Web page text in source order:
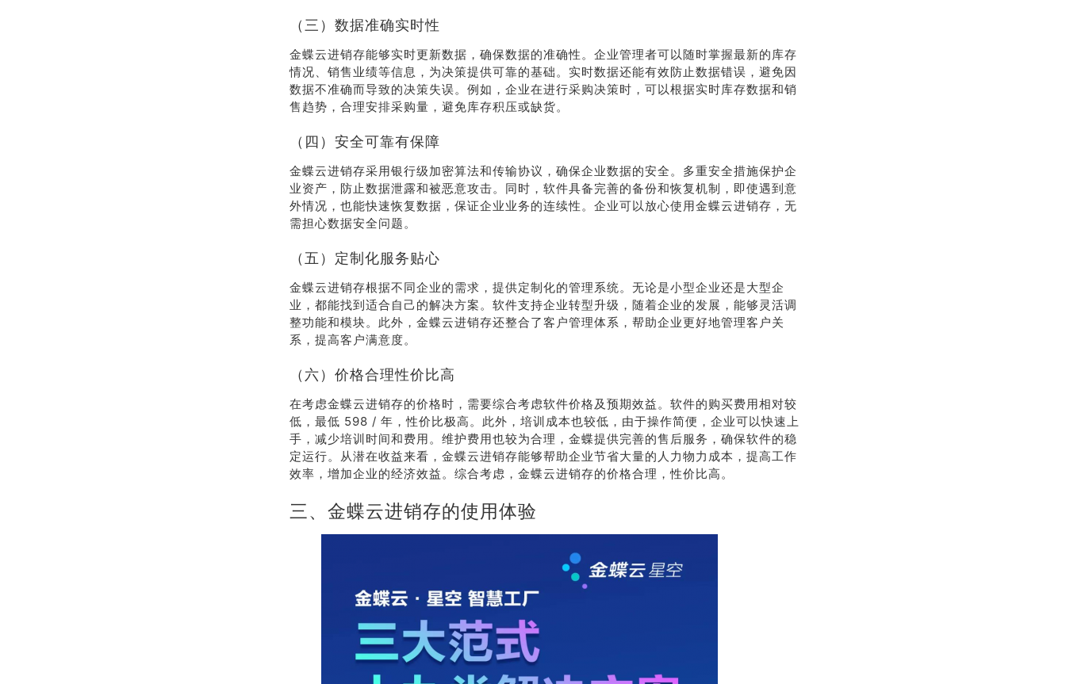
（三）数据准确实时性
金蝶云进销存能够实时更新数据，确保数据的准确性。企业管理者可以随时掌握最新的库存
情况、销售业绩等信息，为决策提供可靠的基础。实时数据还能有效防止数据错误，避免因
数据不准确而导致的决策失误。例如，企业在进行采购决策时，可以根据实时库存数据和销
售趋势，合理安排采购量，避免库存积压或缺货。
（四）安全可靠有保障
金蝶云进销存采用银行级加密算法和传输协议，确保企业数据的安全。多重安全措施保护企
业资产，防止数据泄露和被恶意攻击。同时，软件具备完善的备份和恢复机制，即使遇到意
外情况，也能快速恢复数据，保证企业业务的连续性。企业可以放心使用金蝶云进销存，无
需担心数据安全问题。
（五）定制化服务贴心
金蝶云进销存根据不同企业的需求，提供定制化的管理系统。无论是小型企业还是大型企
业，都能找到适合自己的解决方案。软件支持企业转型升级，随着企业的发展，能够灵活调
整功能和模块。此外，金蝶云进销存还整合了客户管理体系，帮助企业更好地管理客户关
系，提高客户满意度。
（六）价格合理性价比高
在考虑金蝶云进销存的价格时，需要综合考虑软件价格及预期效益。软件的购买费用相对较
低，最低 598 / 年，性价比极高。此外，培训成本也较低，由于操作简便，企业可以快速上
手，减少培训时间和费用。维护费用也较为合理，金蝶提供完善的售后服务，确保软件的稳
定运行。从潜在收益来看，金蝶云进销存能够帮助企业节省大量的人力物力成本，提高工作
效率，增加企业的经济效益。综合考虑，金蝶云进销存的价格合理，性价比高。
三、金蝶云进销存的使用体验